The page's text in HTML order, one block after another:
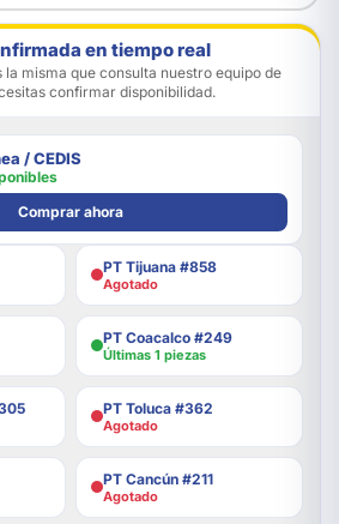
en tiempo real
la misma que consulta nuestro equipo de
confirmar disponibilidad.
/ CEDIS
Comprar ahora
PT Tijuana #858
Agotado
PT Coacalco #249
Últimas 1 piezas
PT Toluca #362
Agotado
PT Cancún #211
Agotado